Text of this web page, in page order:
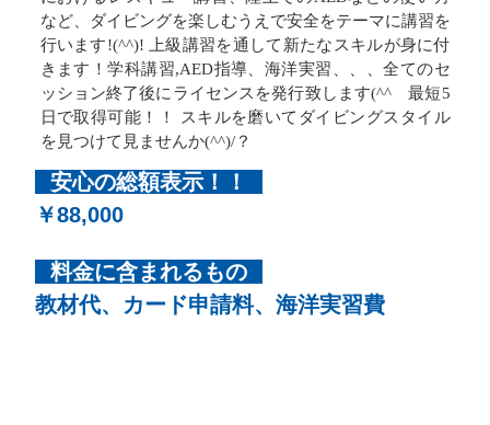
など、ダイビングを楽しむうえで安全をテーマに講習を
行います!(^^)! 上級講習を通して新たなスキルが身に付
きます！学科講習,AED指導、海洋実習、、、全てのセ
ッション終了後にライセンスを発行致します(^^ゞ最短5
日で取得可能！！ スキルを磨いてダイビングスタイル
を見つけて見ませんか(^^)/？
安心の総額表示！！
￥88,000
料金に含まれるもの
教材代、カード申請料、海洋実習費